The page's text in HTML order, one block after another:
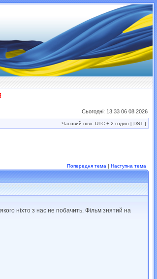
Сьогодні: 13:33 06 08 2026
Часовий пояс UTC + 2 годин [ DST ]
Попередня тема | Наступна тема
ніхто з нас не побачить. Фільм знятий на